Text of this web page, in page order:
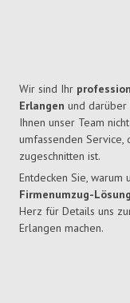
Wir sind Ihr
Erlangen und darüber
Ihnen unser Team
umfassenden
zugeschnitten ist.
Entdecken Sie, warum
Firmenumzug-
Herz für Details uns
Erlangen machen.